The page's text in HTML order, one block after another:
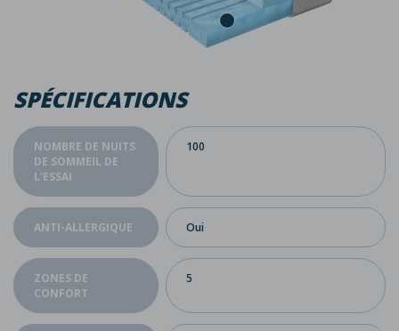
SPÉCIFICATIONS
NOMBRE DE NUITS
DE SOMMEIL DE
L'ESSAI
100
ANTI-ALLERGIQUE Oui
ZONES DE
CONFORT
5